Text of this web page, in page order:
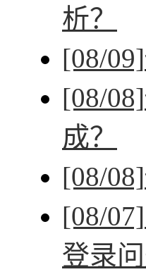
析？
[08/09]
[08/08]
成？
[08/08]
[08/07]
登录问